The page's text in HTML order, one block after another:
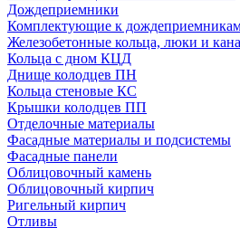
Дождеприемники
Комплектующие к
Железобетонные кольца, люки и
Кольца с дном КЦД
Днище колодцев ПН
Кольца стеновые КС
Крышки колодцев ПП
Отделочные материалы
Фасадные материалы и подсистемы
Фасадные панели
Облицовочный камень
Облицовочный кирпич
Ригельный кирпич
Отливы